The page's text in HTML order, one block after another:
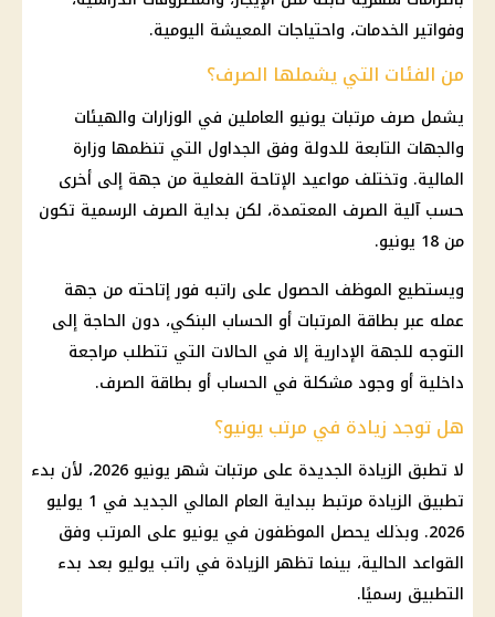
وفواتير الخدمات، واحتياجات المعيشة اليومية.
من الفئات التي يشملها الصرف؟
يشمل صرف مرتبات يونيو العاملين في الوزارات والهيئات
والجهات التابعة للدولة وفق الجداول التي تنظمها وزارة
المالية. وتختلف مواعيد الإتاحة الفعلية من جهة إلى أخرى
حسب آلية الصرف المعتمدة، لكن بداية الصرف الرسمية تكون
من 18 يونيو.
ويستطيع الموظف الحصول على راتبه فور إتاحته من جهة
عمله عبر بطاقة المرتبات أو الحساب البنكي، دون الحاجة إلى
التوجه للجهة الإدارية إلا في الحالات التي تتطلب مراجعة
داخلية أو وجود مشكلة في الحساب أو بطاقة الصرف.
هل توجد زيادة في مرتب يونيو؟
لا تطبق الزيادة الجديدة على مرتبات شهر يونيو 2026، لأن بدء
تطبيق الزيادة مرتبط ببداية العام المالي الجديد في 1 يوليو
2026. وبذلك يحصل الموظفون في يونيو على المرتب وفق
القواعد الحالية، بينما تظهر الزيادة في راتب يوليو بعد بدء
التطبيق رسميًا.